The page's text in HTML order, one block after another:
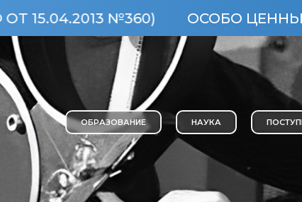
№360) ОСОБО ЦЕННЫЙ
ОБРАЗОВАНИЕ НАУКА